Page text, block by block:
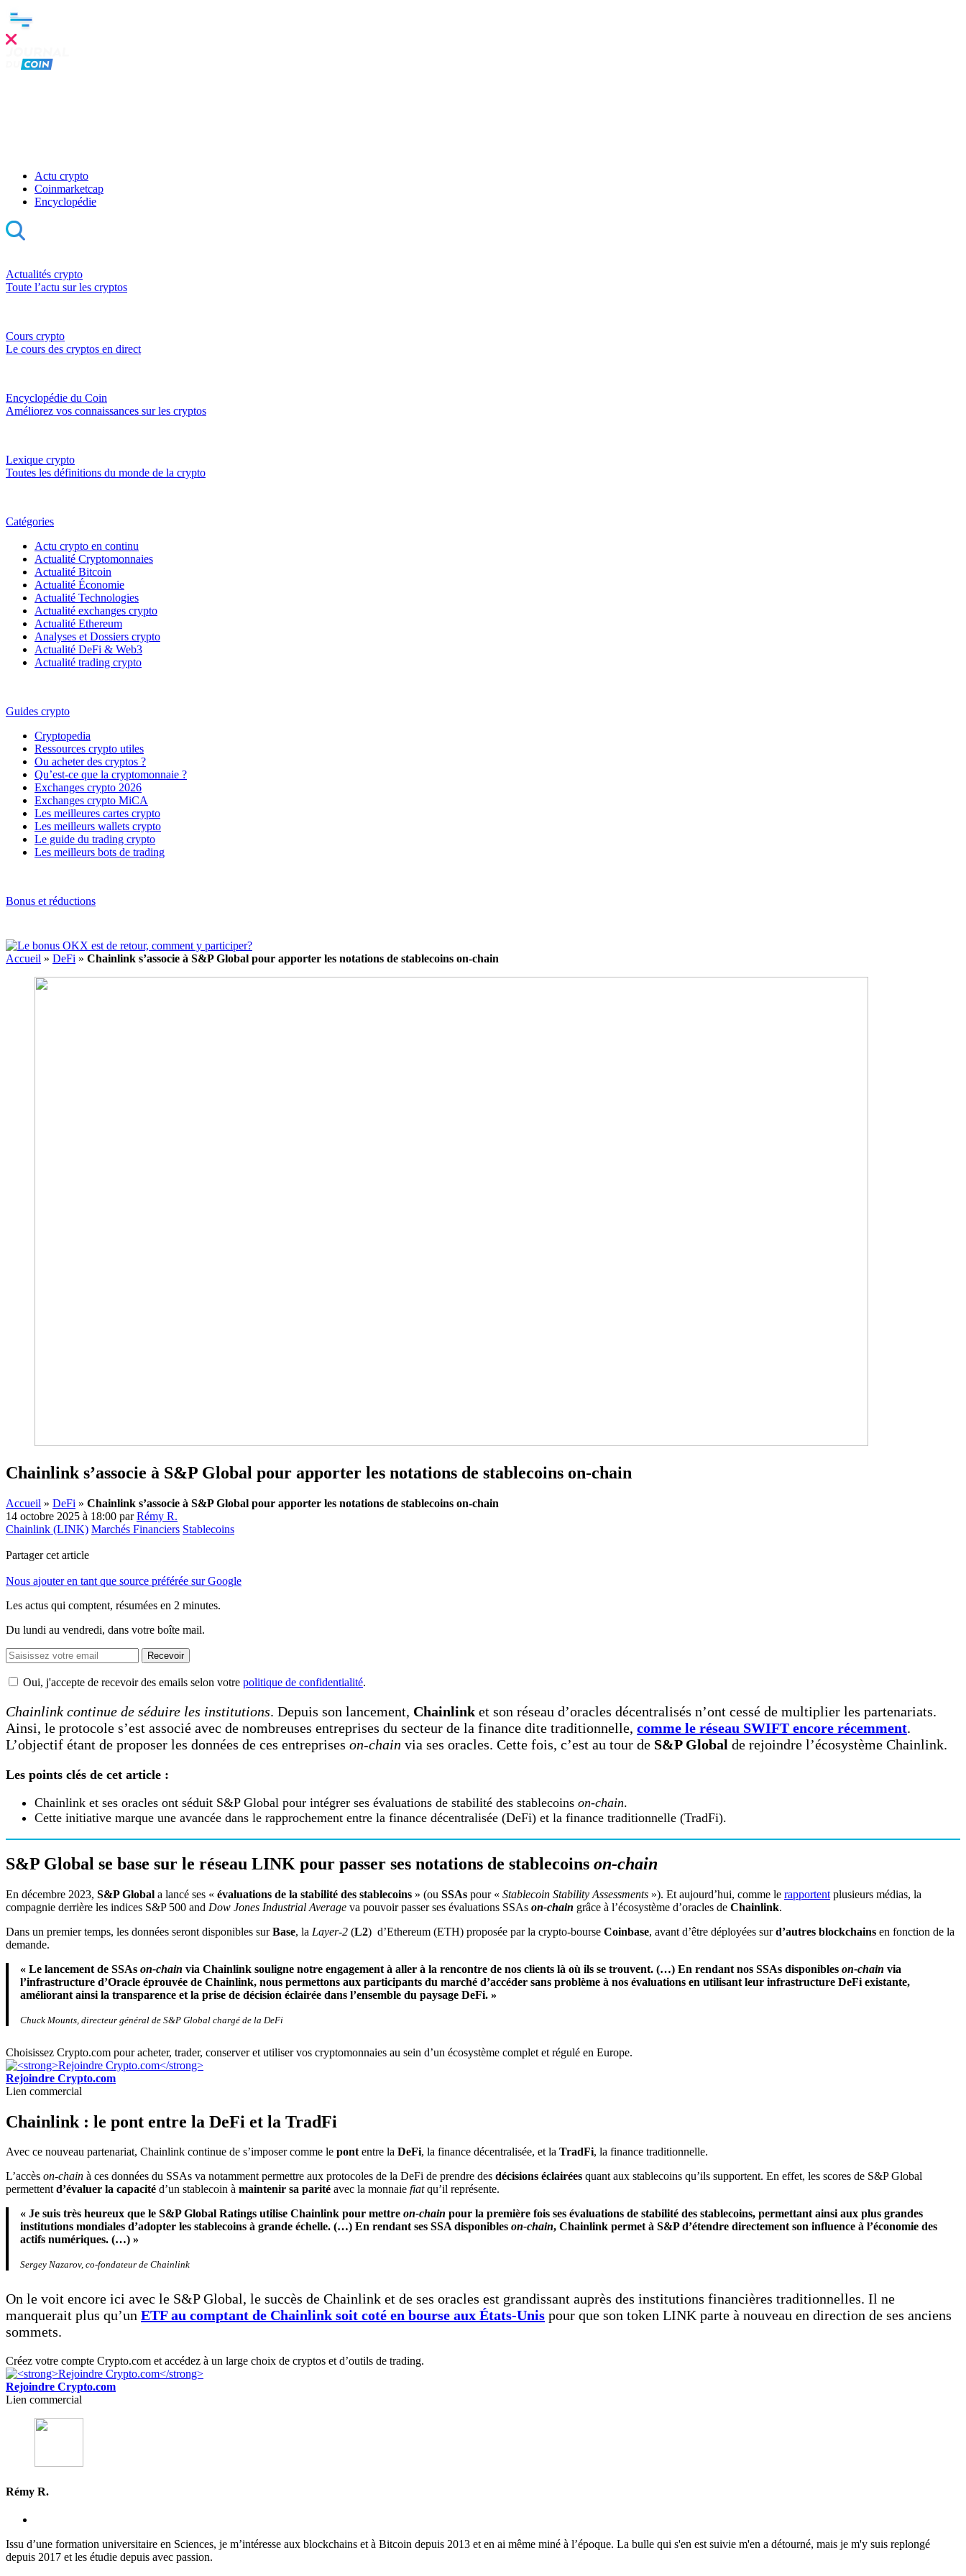
Actu crypto
Coinmarketcap
Encyclopédie
Actualités crypto
Toute l’actu sur les cryptos
Cours crypto
Le cours des cryptos en direct
Encyclopédie du Coin
Améliorez vos connaissances sur les cryptos
Lexique crypto
Toutes les définitions du monde de la crypto
Catégories
Actu crypto en continu
Actualité Cryptomonnaies
Actualité Bitcoin
Actualité Économie
Actualité Technologies
Actualité exchanges crypto
Actualité Ethereum
Analyses et Dossiers crypto
Actualité DeFi & Web3
Actualité trading crypto
Guides crypto
Cryptopedia
Ressources crypto utiles
Ou acheter des cryptos ?
Qu’est-ce que la cryptomonnaie ?
Exchanges crypto 2026
Exchanges crypto MiCA
Les meilleures cartes crypto
Les meilleurs wallets crypto
Le guide du trading crypto
Les meilleurs bots de trading
Bonus et réductions
Accueil » DeFi » Chainlink s’associe à S&P Global pour apporter les notations de stablecoins on-chain
Chainlink s’associe à S&P Global pour apporter les notations de stablecoins on-chain
Accueil » DeFi » Chainlink s’associe à S&P Global pour apporter les notations de stablecoins on-chain
14 octobre 2025 à 18:00 parRémy R.
Chainlink (LINK) Marchés Financiers Stablecoins
Partager cet article
Nous ajouter en tant que source préférée sur Google
Les actus qui comptent, résumées en 2 minutes.
Du lundi au vendredi, dans votre boîte mail.
Recevoir
Oui, j'accepte de recevoir des emails selon votre politique de confidentialité.
Chainlink continue de séduire les institutions. Depuis son lancement, Chainlink et son réseau d’oracles décentralisés n’ont cessé de multiplier les partenariats.
Ainsi, le protocole s’est associé avec de nombreuses entreprises du secteur de la finance dite traditionnelle, comme le réseau SWIFT encore récemment.
L’objectif étant de proposer les données de ces entreprises on-chain via ses oracles. Cette fois, c’est au tour de S&P Global de rejoindre l’écosystème Chainlink.
Les points clés de cet article :
Chainlink et ses oracles ont séduit S&P Global pour intégrer ses évaluations de stabilité des stablecoins on-chain.
Cette initiative marque une avancée dans le rapprochement entre la finance décentralisée (DeFi) et la finance traditionnelle (TradFi).
S&P Global se base sur le réseau LINK pour passer ses notations de stablecoins on-chain
En décembre 2023, S&P Global a lancé ses « évaluations de la stabilité des stablecoins » (ou SSAs pour « Stablecoin Stability Assessments »). Et aujourd’hui, comme le rapportent plusieurs médias, la
compagnie derrière les indices S&P 500 and Dow Jones Industrial Average va pouvoir passer ses évaluations SSAs on-chain grâce à l’écosystème d’oracles de Chainlink.
Dans un premier temps, les données seront disponibles surBase, la Layer-2 (L2) d’Ethereum (ETH) proposée par la crypto-bourse Coinbase, avant d’être déployées surd’autres blockchains en fonction de la
demande.
« Le lancement de SSAs on-chain via Chainlink souligne notre engagement à aller à la rencontre de nos clients là où ils se trouvent. (…) En rendant nos SSAs disponibles on-chain via
l’infrastructure d’Oracle éprouvée de Chainlink, nous permettons aux participants du marché d’accéder sans problème à nos évaluations en utilisant leur infrastructure DeFi existante,
améliorant ainsi la transparence et la prise de décision éclairée dans l’ensemble du paysage DeFi. »
Chuck Mounts, directeur général de S&P Global chargé de la DeFi
Choisissez Crypto.com pour acheter, trader, conserver et utiliser vos cryptomonnaies au sein d’un écosystème complet et régulé en Europe.
Rejoindre Crypto.com
Lien commercial
Chainlink : le pont entre la DeFi et la TradFi
Avec ce nouveau partenariat, Chainlink continue de s’imposer comme le pontentre la DeFi, la finance décentralisée, et la TradFi, la finance traditionnelle.
L’accès on-chain à ces données du SSAs va notamment permettre aux protocoles de la DeFi de prendre des décisions éclairées quant aux stablecoins qu’ils supportent. En effet, les scores de S&P Global
permettentd’évaluer la capacité d’un stablecoin à maintenir sa parité avec la monnaie fiatqu’il représente.
« Je suis très heureux que le S&P Global Ratings utilise Chainlink pour mettre on-chain pour la première fois ses évaluations de stabilité des stablecoins, permettant ainsi aux plus grandes
institutions mondiales d’adopter les stablecoins à grande échelle. (…) En rendant ses SSA disponibles on-chain, Chainlink permet à S&P d’étendre directement son influence à l’économie des
actifs numériques. (…) »
Sergey Nazarov, co-fondateur de Chainlink
On le voit encore ici avec le S&P Global, le succès de Chainlink et de ses oracles est grandissant auprès des institutions financières traditionnelles. Il ne
manquerait plus qu’un ETF au comptant de Chainlink soit coté en bourse aux États-Unis pour que son token LINK parte à nouveau en direction de ses anciens
sommets.
Créez votre compte Crypto.com et accédez à un large choix de cryptos et d’outils de trading.
Rejoindre Crypto.com
Lien commercial
Rémy R.
Issu d’une formation universitaire en Sciences, je m’intéresse aux blockchains et à Bitcoin depuis 2013 et en ai même miné à l’époque. La bulle qui s'en est suivie m'en a détourné, mais je m'y suis replongé
depuis 2017 et les étudie depuis avec passion.